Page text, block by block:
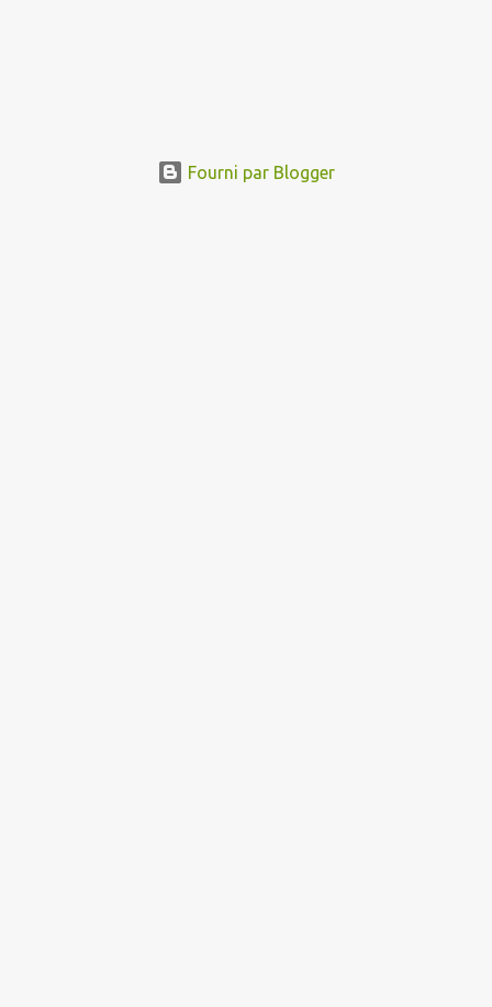
Fourni par Blogger